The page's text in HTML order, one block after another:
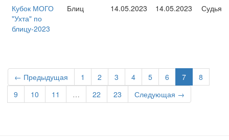
Кубок МОГО
"Ухта" по
блицу-2023
Блиц 14.05.2023 14.05.2023 Судья
← Предыдущая 1 2 3 4 5 6 7
8
9
10 11 … 22 23 Следующая →